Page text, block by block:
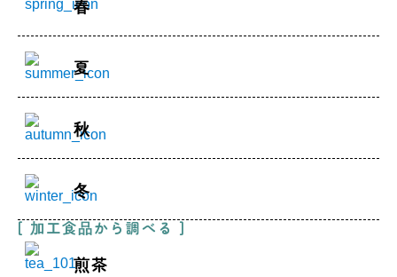
春
夏
秋
冬
[ 加工食品から調べる ]
煎茶